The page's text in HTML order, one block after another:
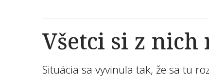
Všetci si z
Situácia sa vyvinula tak, že sa tu